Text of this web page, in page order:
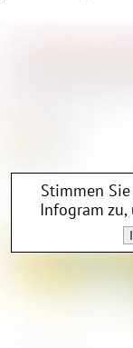
Stimmen
Infogram zu,